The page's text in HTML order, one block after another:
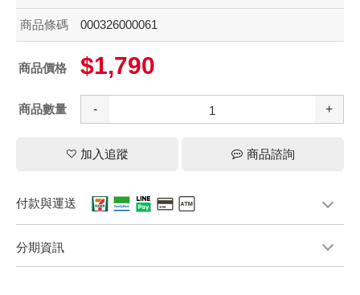
商品條碼 000326000061
商品價格 $1,790
商品數量 - +
加入追蹤 商品諮詢
付款與運送
分期資訊